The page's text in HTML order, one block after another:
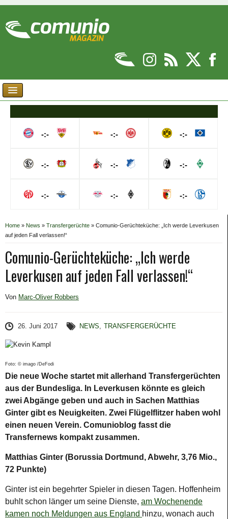
-:-
-:-
-:-
-:-
-:-
-:-
-:-
-:-
-:-
Home » News » Transfergerüchte » Comunio-Gerüchteküche: „Ich werde Leverkusen
auf jeden Fall verlassen!“
Comunio-Gerüchteküche: „Ich werde
Leverkusen auf jeden Fall verlassen!“
Von Marc-Oliver Robbers
26. Juni 2017 NEWS, TRANSFERGERÜCHTE
Foto: © imago /DeFodi
Die neue Woche startet mit allerhand Transfergerüchten
aus der Bundesliga. In Leverkusen könnte es gleich
zwei Abgänge geben und auch in Sachen Matthias
Ginter gibt es Neuigkeiten. Zwei Flügelflitzer haben wohl
einen neuen Verein. Comunioblog fasst die
Transfernews kompakt zusammen.
Matthias Ginter (Borussia Dortmund, Abwehr, 3,76 Mio.,
72 Punkte)
Ginter ist ein begehrter Spieler in diesen Tagen. Hoffenheim
buhlt schon länger um seine Dienste, am Wochenende
kamen noch Meldungen aus England hinzu, wonach auch